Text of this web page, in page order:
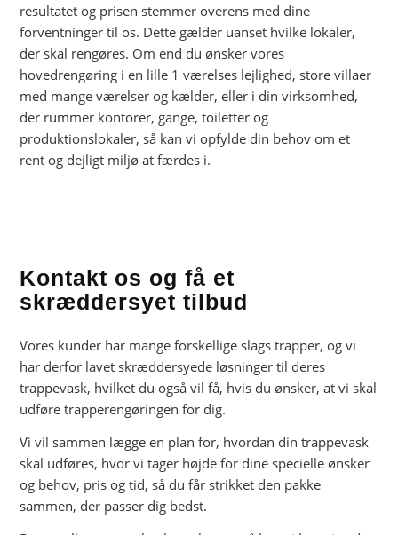
resultatet og prisen stemmer overens med dine
forventninger til os. Dette gælder uanset hvilke lokaler,
der skal rengøres. Om end du ønsker vores
hovedrengøring i en lille 1 værelses lejlighed, store villaer
med mange værelser og kælder, eller i din virksomhed,
der rummer kontorer, gange, toiletter og
produktionslokaler, så kan vi opfylde din behov om et
rent og dejligt miljø at færdes i.
Kontakt os og få et
skræddersyet tilbud
Vores kunder har mange forskellige slags trapper, og vi
har derfor lavet skræddersyede løsninger til deres
trappevask, hvilket du også vil få, hvis du ønsker, at vi skal
udføre trapperengøringen for dig.
Vi vil sammen lægge en plan for, hvordan din trappevask
skal udføres, hvor vi tager højde for dine specielle ønsker
og behov, pris og tid, så du får strikket den pakke
sammen, der passer dig bedst.